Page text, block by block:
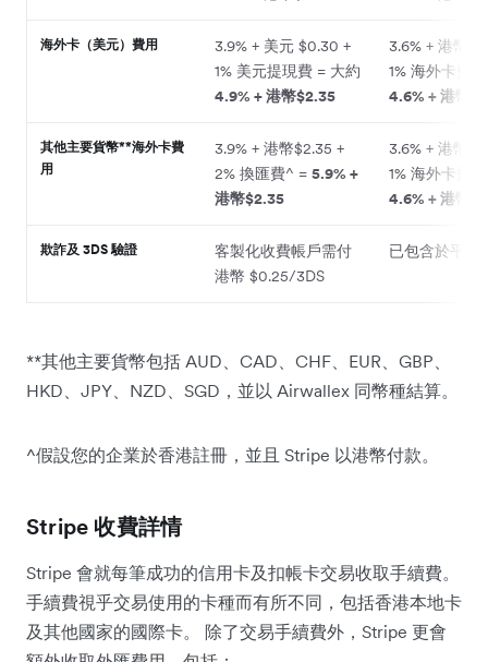
海外卡（美元）費用
3.9% + 美元 $0.30 +
1% 美元提現費 = 大約
4.9% + 港幣$2.35
3.6% + 港幣
1% 海外卡費
4.6% + 港幣
其他主要貨幣**海外卡費
用
3.9% + 港幣$2.35 +
2% 換匯費^ = 5.9% +
港幣$2.35
3.6% + 港幣
1% 海外卡費
4.6% + 港幣
欺詐及 3DS 驗證
客製化收費帳戶需付
港幣 $0.25/3DS
已包含於平台
**其他主要貨幣包括 AUD、CAD、CHF、EUR、GBP、
HKD、JPY、NZD、SGD，並以 Airwallex 同幣種結算。
^假設您的企業於香港註冊，並且 Stripe 以港幣付款。
Stripe 收費詳情
Stripe 會就每筆成功的信用卡及扣帳卡交易收取手續費。
手續費視乎交易使用的卡種而有所不同，包括香港本地卡
及其他國家的國際卡。 除了交易手續費外，Stripe 更會